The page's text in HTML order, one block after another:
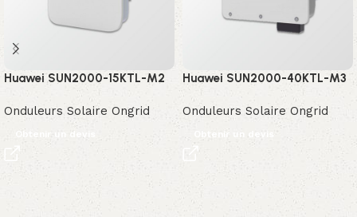
Huawei SUN2000-15KTL-M2
Onduleurs Solaire Ongrid
Obtenir un devis
Huawei SUN2000-40KTL-M3
Onduleurs Solaire Ongrid
Obtenir un devis